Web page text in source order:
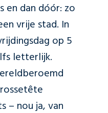
en dan dóór: zo
vrije stad. In
op 5
letterlijk.
– nou ja, van